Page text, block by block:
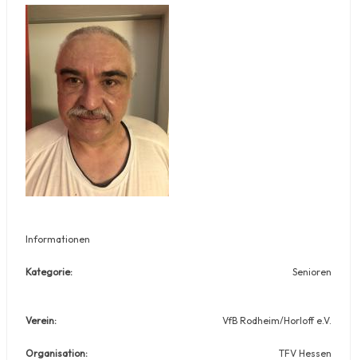
Informationen
Kategorie: Senioren
Verein: VfB Rodheim/Horloff e.V.
Organisation: TFV Hessen